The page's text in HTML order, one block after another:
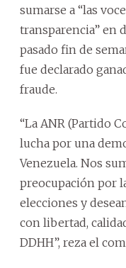
sumarse a “las
transparencia” en
pasado fin de
fue declarado
fraude.
“La ANR (Partido
lucha por una
Venezuela. Nos
preocupación por
elecciones y
con libertad,
DDHH”, reza el